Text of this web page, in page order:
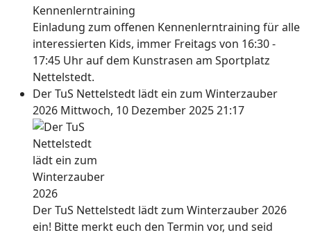
Einladung zum offenen Kennenlerntraining für alle
interessierten Kids, immer Freitags von 16:30 -
17:45 Uhr auf dem Kunstrasen am Sportplatz
Nettelstedt.
Der TuS Nettelstedt lädt ein zum Winterzauber
2026 Mittwoch, 10 Dezember 2025 21:17
Der TuS Nettelstedt lädt zum Winterzauber 2026
ein! Bitte merkt euch den Termin vor, und seid